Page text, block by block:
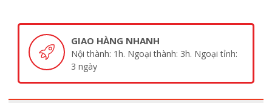
GIAO HÀNG NHANH
Nội thành: 1h. Ngoại thành: 3h. Ngoại tỉnh:
3 ngày